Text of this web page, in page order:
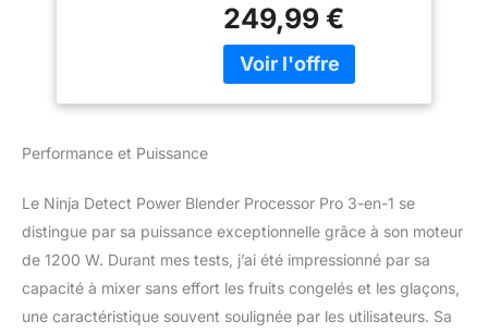
portions et la glace, puis
ajuste automatiquement
la vitesse, le temps et les
encombrant. Préparez du
café glacé pour vos
déplacements dans le
Pétrissez de la pâte dans
le bol à mélanger ou des
249,99 €
Performance et Puissance
Le Ninja Detect Power Blender Processor Pro 3-en-1 se
distingue par sa puissance exceptionnelle grâce à son moteur
de 1200 W. Durant mes tests, j’ai été impressionné par sa
capacité à mixer sans effort les fruits congelés et les glaçons,
une caractéristique souvent soulignée par les utilisateurs. Sa